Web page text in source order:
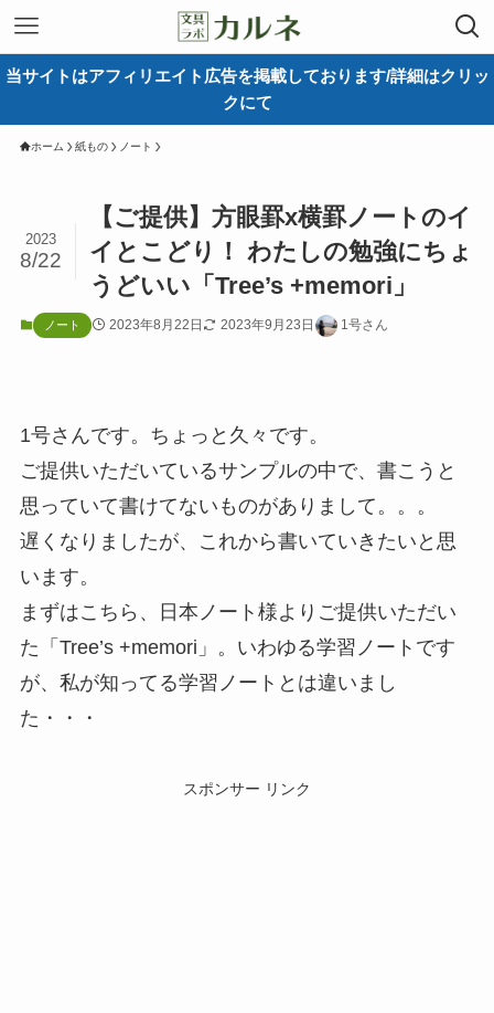
当サイトはアフィリエイト広告を掲載しております/詳細はクリッ
クにて
ホーム 紙もの ノート
【ご提供】方眼罫x横罫ノートのイ
イとこどり！ わたしの勉強にちょ
うどいい「Tree’s +memori」
2023
8/22
ノート 2023年8月22日 2023年9月23日 1号さん
1号さんです。ちょっと久々です。
ご提供いただいているサンプルの中で、書こうと
思っていて書けてないものがありまして。。。
遅くなりましたが、これから書いていきたいと思
います。
まずはこちら、日本ノート様よりご提供いただい
た「Tree’s +memori」。いわゆる学習ノートです
が、私が知ってる学習ノートとは違いまし
た・・・
スポンサー リンク